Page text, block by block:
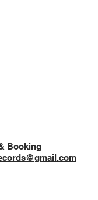
Booking